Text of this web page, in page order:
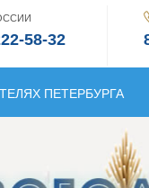
58-32
ПЕТЕРБУРГА